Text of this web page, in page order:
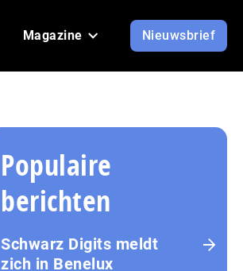
Magazine Nieuwsbrief
Populaire
berichten
Schwarz Digits meldt
zich in Benelux